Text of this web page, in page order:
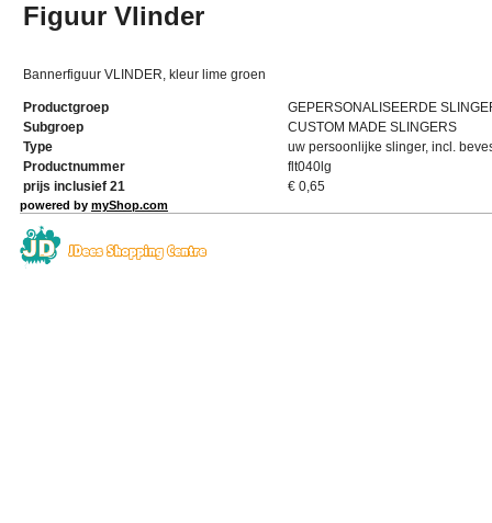
Figuur Vlinder
Bannerfiguur VLINDER, kleur lime groen
Productgroep
GEPERSONALISEERDE
Subgroep
CUSTOM MADE SLINGERS
Type
uw persoonlijke slinger, incl.
Productnummer
flt040lg
prijs inclusief 21
€ 0,65
powered by myShop.com